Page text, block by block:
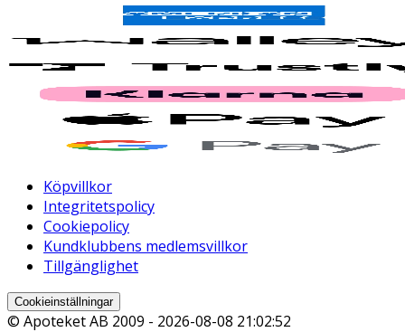
Köpvillkor
Integritetspolicy
Cookiepolicy
Kundklubbens medlemsvillkor
Tillgänglighet
Cookieinställningar
© Apoteket AB 2009 - 2026-08-08 21:02:52